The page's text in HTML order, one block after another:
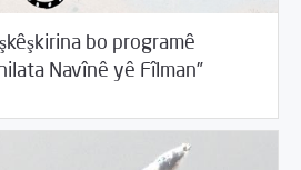
bo programê
Navînê yê Fîlman”